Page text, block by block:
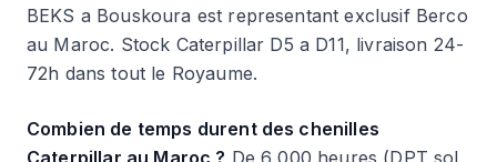
BEKS a Bouskoura est representant exclusif Berco
au Maroc. Stock Caterpillar D5 a D11, livraison 24-
72h dans tout le Royaume.
Combien de temps durent des chenilles
Caterpillar au Maroc ? De 6 000 heures (DPT sol